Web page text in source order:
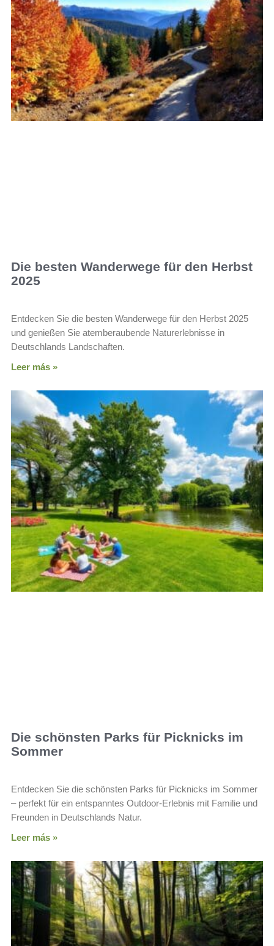
Die besten Wanderwege für den Herbst
2025
Entdecken Sie die besten Wanderwege für den Herbst 2025
und genießen Sie atemberaubende Naturerlebnisse in
Deutschlands Landschaften.
Leer más »
Die schönsten Parks für Picknicks im
Sommer
Entdecken Sie die schönsten Parks für Picknicks im Sommer
– perfekt für ein entspanntes Outdoor-Erlebnis mit Familie und
Freunden in Deutschlands Natur.
Leer más »